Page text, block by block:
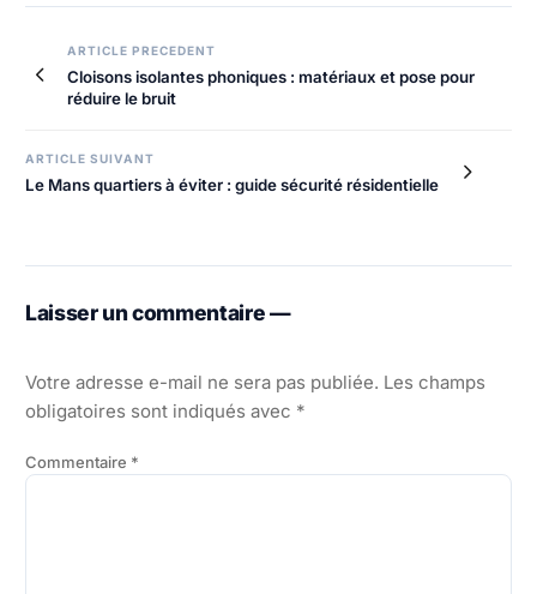
ARTICLE PRECEDENT
Cloisons isolantes phoniques : matériaux et pose pour
réduire le bruit
ARTICLE SUIVANT
Le Mans quartiers à éviter : guide sécurité résidentielle
Laisser un commentaire —
Votre adresse e-mail ne sera pas publiée. Les champs
obligatoires sont indiqués avec *
Commentaire *